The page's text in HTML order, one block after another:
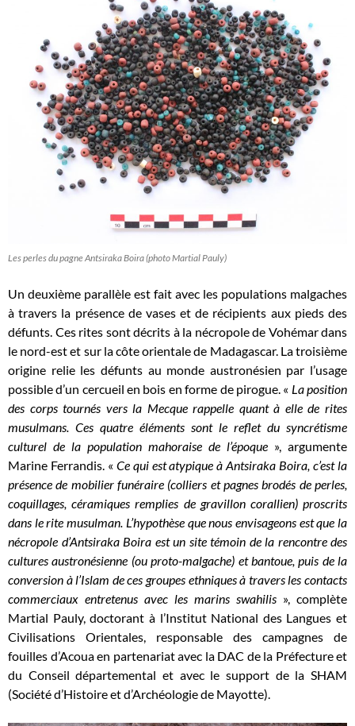
Les perles du pagne Antsiraka Boira (photo Martial Pauly)
Un deuxième parallèle est fait avec les populations malgaches
à travers la présence de vases et de récipients aux pieds des
défunts. Ces rites sont décrits à la nécropole de Vohémar dans
le nord-est et sur la côte orientale de Madagascar. La troisième
origine relie les défunts au monde austronésien par l’usage
possible d’un cercueil en bois en forme de pirogue. « La position
des corps tournés vers la Mecque rappelle quant à elle de rites
musulmans. Ces quatre éléments sont le reflet du syncrétisme
culturel de la population mahoraise de l’époque », argumente
Marine Ferrandis. « Ce qui est atypique à Antsiraka Boira, c’est la
présence de mobilier funéraire (colliers et pagnes brodés de perles,
coquillages, céramiques remplies de gravillon corallien) proscrits
dans le rite musulman. L’hypothèse que nous envisageons est que la
nécropole d’Antsiraka Boira est un site témoin de la rencontre des
cultures austronésienne (ou proto-malgache) et bantoue, puis de la
conversion à l’Islam de ces groupes ethniques à travers les contacts
commerciaux entretenus avec les marins swahilis », complète
Martial Pauly, doctorant à l’Institut National des Langues et
Civilisations Orientales, responsable des campagnes de
fouilles d’Acoua en partenariat avec la DAC de la Préfecture et
du Conseil départemental et avec le support de la SHAM
(Société d’Histoire et d’Archéologie de Mayotte).